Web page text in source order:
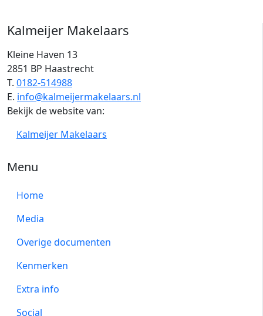
Kalmeijer Makelaars
Kleine Haven 13
2851 BP Haastrecht
T. 0182-514988
E. info@kalmeijermakelaars.nl
Bekijk de website van:
Kalmeijer Makelaars
Menu
Home
Media
Overige documenten
Kenmerken
Extra info
Social